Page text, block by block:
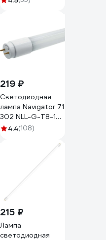
219 ₽
Светодиодная
лампа Navigator 71
302 NLL-G-T8-18-
230-4K-G13 18Вт
4.4(108)
215 ₽
Лампа
светодиодная